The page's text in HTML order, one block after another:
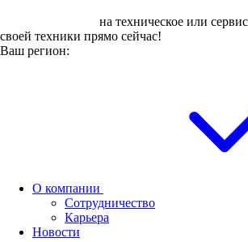
на техническое или
своей техники прямо сейчас!
Ваш регион:
О компании
Сотрудничество
Карьера
Новости